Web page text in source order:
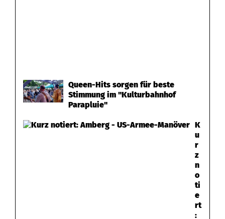
Queen-Hits sorgen für beste
Stimmung im "Kulturbahnhof
Parapluie"
K
u
r
z
n
o
ti
e
rt
: